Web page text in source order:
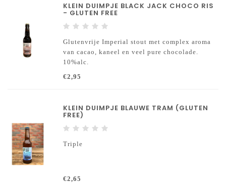
KLEIN DUIMPJE BLACK JACK CHOCO RIS
- GLUTEN FREE
Glutenvrije Imperial stout met complex aroma
van cacao, kaneel en veel pure chocolade.
10%alc.
€2,95
KLEIN DUIMPJE BLAUWE TRAM (GLUTEN
FREE)
Triple
€2,65